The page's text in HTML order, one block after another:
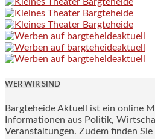
WER WIR SIND
Bargteheide Aktuell ist ein online
Informationen aus Politik,
Veranstaltungen. Zudem finden